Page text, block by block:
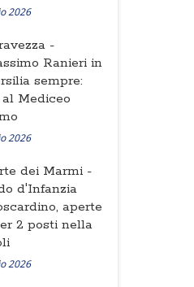
2026
-
Ranieri in
sempre:
Mediceo
2026
dei Marmi -
d'Infanzia
aperte
2 posti nella
2026